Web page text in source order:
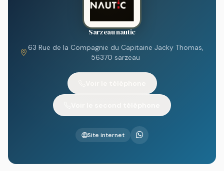
Sarzeau nautic
63 Rue de la Compagnie du Capitaine Jacky Thomas,
56370 sarzeau
Site internet